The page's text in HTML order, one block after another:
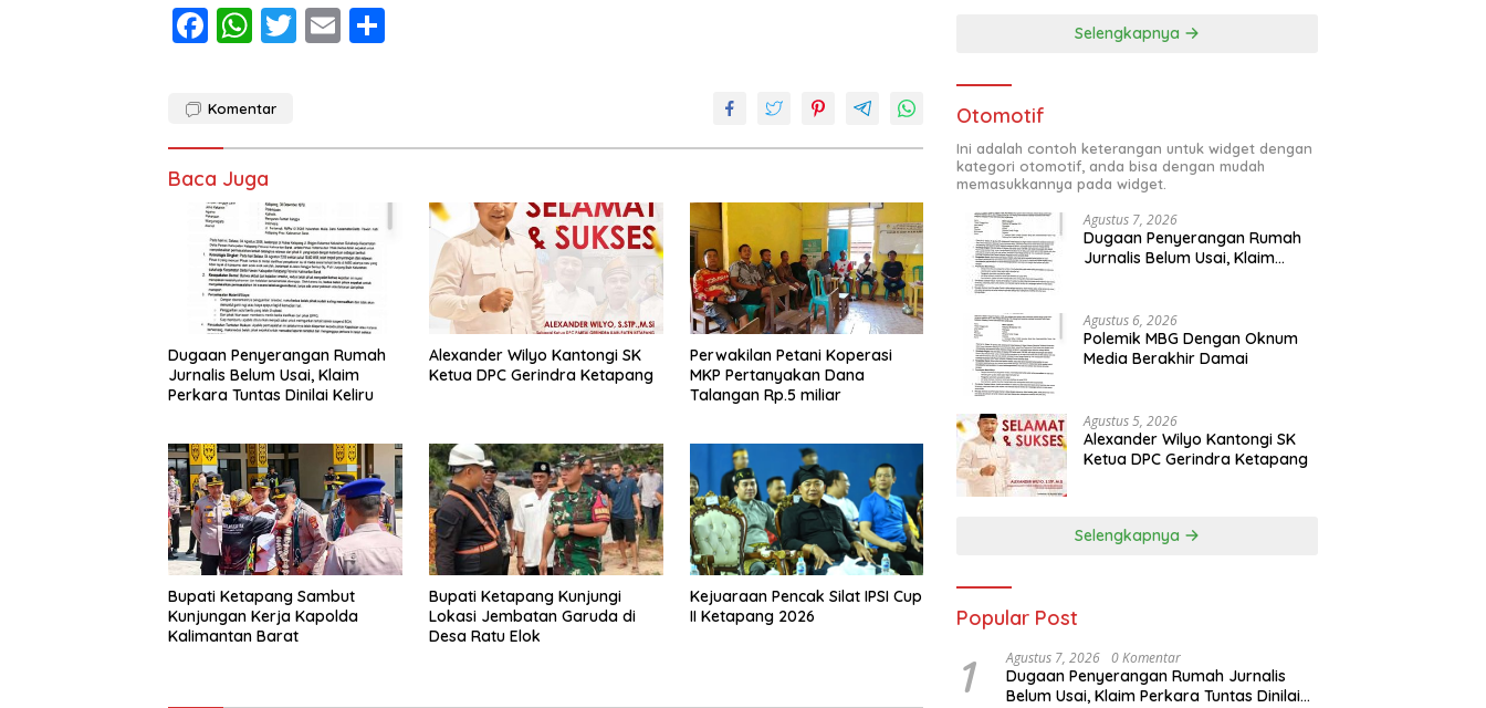
F
e
o
o
k
W
at
A
p
p
T E
Komentar
Baca Juga
Dugaan Penyerangan Rumah
Jurnalis Belum Usai, Klaim
Perkara Tuntas Dinilai Keliru
Alexander Wilyo Kantongi SK
Ketua DPC Gerindra Ketapang
Perwakilan Petani Koperasi
MKP Pertanyakan Dana
Talangan Rp.5 miliar
Bupati Ketapang Sambut
Kunjungan Kerja Kapolda
Kalimantan Barat
Bupati Ketapang Kunjungi
Lokasi Jembatan Garuda di
Desa Ratu Elok
Kejuaraan Pencak Silat IPSI Cup
II Ketapang 2026
Selengkapnya
Otomotif
Ini adalah contoh keterangan untuk widget dengan
kategori otomotif, anda bisa dengan mudah
memasukkannya pada widget.
Agustus 7, 2026
Dugaan Penyerangan Rumah
Jurnalis Belum Usai, Klaim
Agustus 6, 2026
Polemik MBG Dengan Oknum
Media Berakhir Damai
Agustus 5, 2026
Alexander Wilyo Kantongi SK
Ketua DPC Gerindra Ketapang
Selengkapnya
Popular Post
1 Agustus 7, 2026 0 Komentar
Dugaan Penyerangan Rumah Jurnalis
Belum Usai, Klaim Perkara Tuntas Dinilai